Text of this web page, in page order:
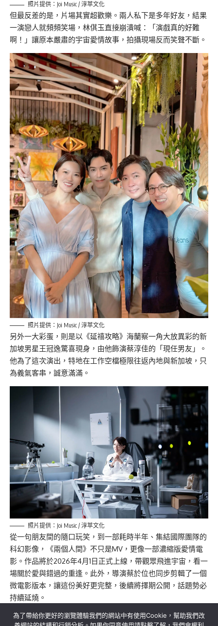
照片提供：Joi Music / 淳萃文化
但最反差的是，片場其實超歡樂。兩人私下是多年好友，結果
一演戀人就頻頻笑場，林倛玉直接崩潰喊：「演戲真的好難
啊！」讓原本嚴肅的宇宙愛情故事，拍攝現場反而笑聲不斷。
照片提供：Joi Music / 淳萃文化
另外一大彩蛋，則是以《延禧攻略》海蘭察一角大放異彩的新
加坡男星王冠逸驚喜現身，由他飾演蔡淳佳的「現任男友」。
他為了這次演出，特地在工作空檔極限往返內地與新加坡，只
為義氣客串，誠意滿滿。
照片提供：Joi Music / 淳萃文化
從一句朋友間的隨口玩笑，到一部耗時半年、集結國際團隊的
科幻影像，《兩個人間》不只是MV，更像一部濃縮版愛情電
影。作品將於2026年4月1日正式上線，帶觀眾飛進宇宙，看一
場關於愛與錯過的重逢。此外，導演蔡於位也同步剪輯了一個
微電影版本，讓這份美好更完整，後續將擇期公開，話題勢必
持續延燒。
為了帶給你更好的瀏覽體驗我們的網站中有使用Cookie，幫助我們改